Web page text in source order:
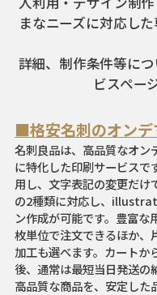
まなニーズに対応し
詳細、制作条件等に
ビスペー
■格安名刺のオンデ
名刺良品は、高品質なオン
に特化した印刷サービスで
用し、文字表記の変更だけ
の2種類に対応し、
ン作成が可能です。豊富
枚単位で注文できるほか、
加工も選べます。カートか
後、通常は最短当日発送の
高品質な商品を、安定した